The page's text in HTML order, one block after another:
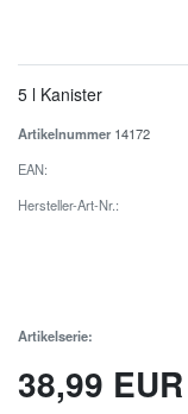
5 l Kanister
Artikelnummer 14172
EAN:
Hersteller-Art-Nr.:
Artikelserie:
38,99 EUR